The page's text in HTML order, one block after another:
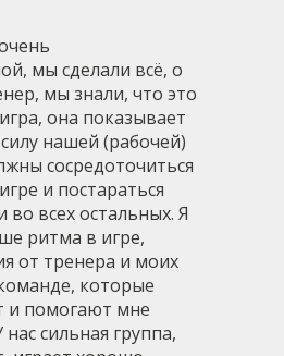
мы сделали всё, о
мы знали, что это
она показывает
нашей (рабочей)
сосредоточиться
и постараться
во всех остальных. Я
ритма в игре,
от тренера и моих
которые
и помогают мне
сильная группа,